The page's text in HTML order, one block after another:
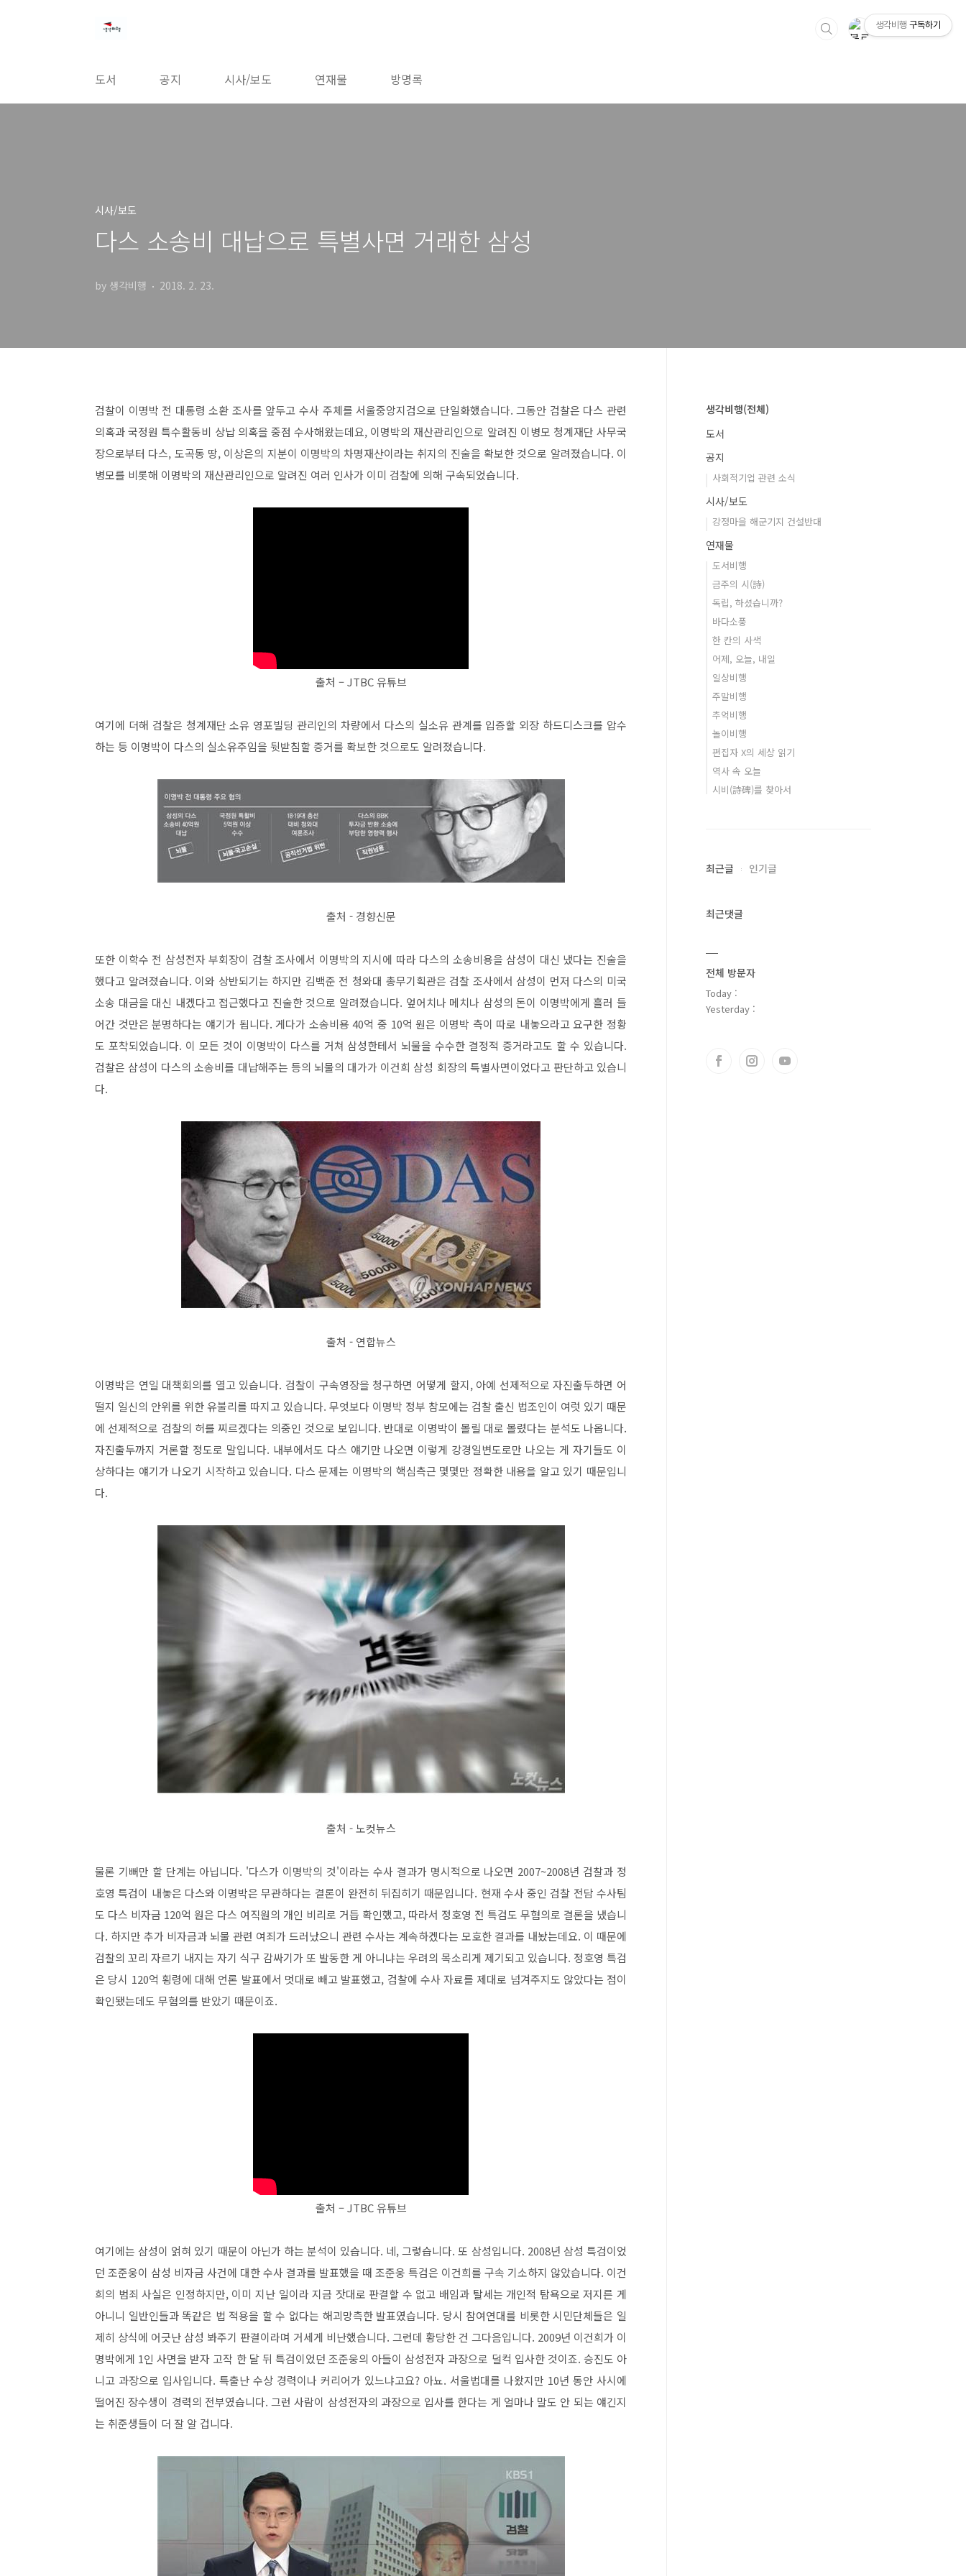
도서 공지 시사/보도 연재물 방명록
시사/보도
다스 소송비 대납으로 특별사면 거래한 삼성
by 생각비행 2018. 2. 23.
검찰이 이명박 전 대통령 소환 조사를 앞두고 수사 주체를 서울중앙지검으로 단일화했습니다. 그동안 검찰은 다스 관련
의혹과 국정원 특수활동비 상납 의혹을 중점 수사해왔는데요, 이명박의 재산관리인으로 알려진 이병모 청계재단 사무국
장으로부터 다스, 도곡동 땅, 이상은의 지분이 이명박의 차명재산이라는 취지의 진술을 확보한 것으로 알려졌습니다. 이
병모를 비롯해 이명박의 재산관리인으로 알려진 여러 인사가 이미 검찰에 의해 구속되었습니다.
출처 – JTBC 유튜브
여기에 더해 검찰은 청계재단 소유 영포빌딩 관리인의 차량에서 다스의 실소유 관계를 입증할 외장 하드디스크를 압수
하는 등 이명박이 다스의 실소유주임을 뒷받침할 증거를 확보한 것으로도 알려졌습니다.
출처 - 경향신문
또한 이학수 전 삼성전자 부회장이 검찰 조사에서 이명박의 지시에 따라 다스의 소송비용을 삼성이 대신 냈다는 진술을
했다고 알려졌습니다. 이와 상반되기는 하지만 김백준 전 청와대 총무기획관은 검찰 조사에서 삼성이 먼저 다스의 미국
소송 대금을 대신 내겠다고 접근했다고 진술한 것으로 알려졌습니다. 엎어치나 메치나 삼성의 돈이 이명박에게 흘러 들
어간 것만은 분명하다는 얘기가 됩니다. 게다가 소송비용 40억 중 10억 원은 이명박 측이 따로 내놓으라고 요구한 정황
도 포착되었습니다. 이 모든 것이 이명박이 다스를 거쳐 삼성한테서 뇌물을 수수한 결정적 증거라고도 할 수 있습니다.
검찰은 삼성이 다스의 소송비를 대납해주는 등의 뇌물의 대가가 이건희 삼성 회장의 특별사면이었다고 판단하고 있습니
다.
출처 - 연합뉴스
이명박은 연일 대책회의를 열고 있습니다. 검찰이 구속영장을 청구하면 어떻게 할지, 아예 선제적으로 자진출두하면 어
떨지 일신의 안위를 위한 유불리를 따지고 있습니다. 무엇보다 이명박 정부 참모에는 검찰 출신 법조인이 여럿 있기 때문
에 선제적으로 검찰의 허를 찌르겠다는 의중인 것으로 보입니다. 반대로 이명박이 몰릴 대로 몰렸다는 분석도 나옵니다.
자진출두까지 거론할 정도로 말입니다. 내부에서도 다스 얘기만 나오면 이렇게 강경일변도로만 나오는 게 자기들도 이
상하다는 얘기가 나오기 시작하고 있습니다. 다스 문제는 이명박의 핵심측근 몇몇만 정확한 내용을 알고 있기 때문입니
다.
출처 - 노컷뉴스
물론 기뻐만 할 단계는 아닙니다. '다스가 이명박의 것'이라는 수사 결과가 명시적으로 나오면 2007~2008년 검찰과 정
호영 특검이 내놓은 다스와 이명박은 무관하다는 결론이 완전히 뒤집히기 때문입니다. 현재 수사 중인 검찰 전담 수사팀
도 다스 비자금 120억 원은 다스 여직원의 개인 비리로 거듭 확인했고, 따라서 정호영 전 특검도 무혐의로 결론을 냈습니
다. 하지만 추가 비자금과 뇌물 관련 여죄가 드러났으니 관련 수사는 계속하겠다는 모호한 결과를 내놨는데요. 이 때문에
검찰의 꼬리 자르기 내지는 자기 식구 감싸기가 또 발동한 게 아니냐는 우려의 목소리게 제기되고 있습니다. 정호영 특검
은 당시 120억 횡령에 대해 언론 발표에서 멋대로 빼고 발표했고, 검찰에 수사 자료를 제대로 넘겨주지도 않았다는 점이
확인됐는데도 무혐의를 받았기 때문이죠.
출처 – JTBC 유튜브
여기에는 삼성이 얽혀 있기 때문이 아닌가 하는 분석이 있습니다. 네, 그렇습니다. 또 삼성입니다. 2008년 삼성 특검이었
던 조준웅이 삼성 비자금 사건에 대한 수사 결과를 발표했을 때 조준웅 특검은 이건희를 구속 기소하지 않았습니다. 이건
희의 범죄 사실은 인정하지만, 이미 지난 일이라 지금 잣대로 판결할 수 없고 배임과 탈세는 개인적 탐욕으로 저지른 게
아니니 일반인들과 똑같은 법 적용을 할 수 없다는 해괴망측한 발표였습니다. 당시 참여연대를 비롯한 시민단체들은 일
제히 상식에 어긋난 삼성 봐주기 판결이라며 거세게 비난했습니다. 그런데 황당한 건 그다음입니다. 2009년 이건희가 이
명박에게 1인 사면을 받자 고작 한 달 뒤 특검이었던 조준웅의 아들이 삼성전자 과장으로 덜컥 입사한 것이죠. 승진도 아
니고 과장으로 입사입니다. 특출난 수상 경력이나 커리어가 있느냐고요? 아뇨. 서울법대를 나왔지만 10년 동안 사시에
떨어진 장수생이 경력의 전부였습니다. 그런 사람이 삼성전자의 과장으로 입사를 한다는 게 얼마나 말도 안 되는 얘긴지
는 취준생들이 더 잘 알 겁니다.
생각비행(전체)
도서
공지
사회적기업 관련 소식
시사/보도
강정마을 해군기지 건설반대
연재물
도서비행
금주의 시(詩)
독립, 하셨습니까?
바다소풍
한 칸의 사색
어제, 오늘, 내일
일상비행
주말비행
추억비행
놀이비행
편집자 X의 세상 읽기
역사 속 오늘
시비(詩碑)를 찾아서
최근글 인기글
최근댓글
전체 방문자
Today :
Yesterday :
생각비행 구독하기